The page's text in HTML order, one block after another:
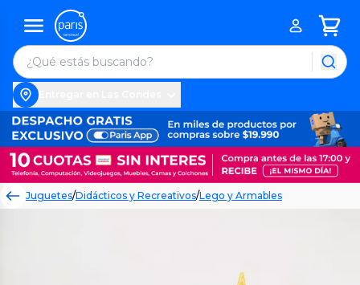
Juguetes/Didácticos y Recreativos/Lego y Armables